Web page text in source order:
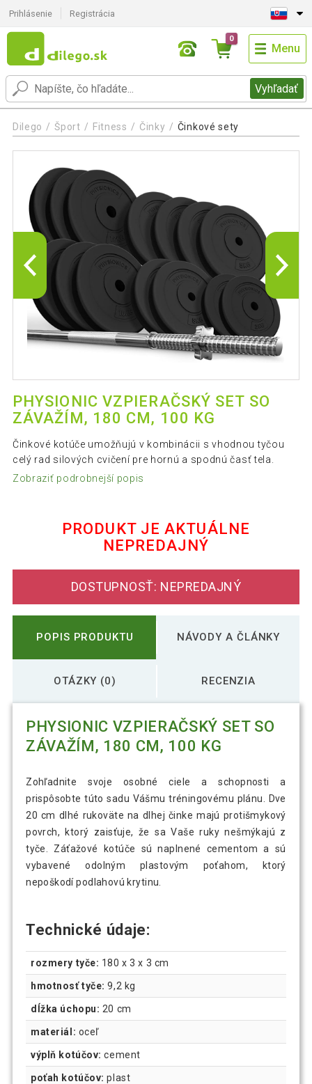
Prihlásenie Registrácia
Vyhľadať
0
Menu
Dilego Šport Fitness Činky Činkové sety
PHYSIONIC VZPIERAČSKÝ SET SO
ZÁVAŽÍM, 180 CM, 100 KG
Činkové kotúče umožňujú v kombinácii s vhodnou tyčou
celý rad silových cvičení pre hornú a spodnú časť tela.
Zobraziť podrobnejší popis
PRODUKT JE AKTUÁLNE
NEPREDAJNÝ
DOSTUPNOSŤ: NEPREDAJNÝ
POPIS PRODUKTU NÁVODY A ČLÁNKY
OTÁZKY (0) RECENZIA
PHYSIONIC VZPIERAČSKÝ SET SO
ZÁVAŽÍM, 180 CM, 100 KG
Zohľadnite svoje osobné ciele a schopnosti a
prispôsobte túto sadu Vášmu tréningovému plánu. Dve
20 cm dlhé rukoväte na dlhej činke majú protišmykový
povrch, ktorý zaisťuje, že sa Vaše ruky nešmýkajú z
tyče. Záťažové kotúče sú naplnené cementom a sú
vybavené odolným plastovým poťahom, ktorý
nepoškodí podlahovú krytinu.
Technické údaje:
rozmery tyče: ‎180 x 3 x 3 cm
hmotnosť tyče: 9,2 kg
dĺžka úchopu: 20 cm
materiál: oceľ
výplň kotúčov: cement
poťah kotúčov: plast